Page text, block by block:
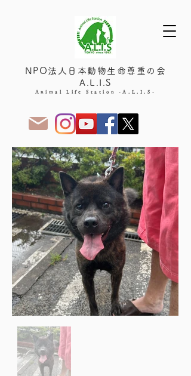
NPO法人日本動物生命尊重の会
A.L.I.S
Animal Life Station -A.L.I.S-